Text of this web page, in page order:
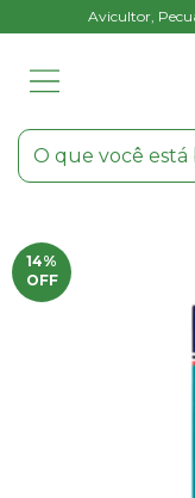
Avicultor,
14%
OFF